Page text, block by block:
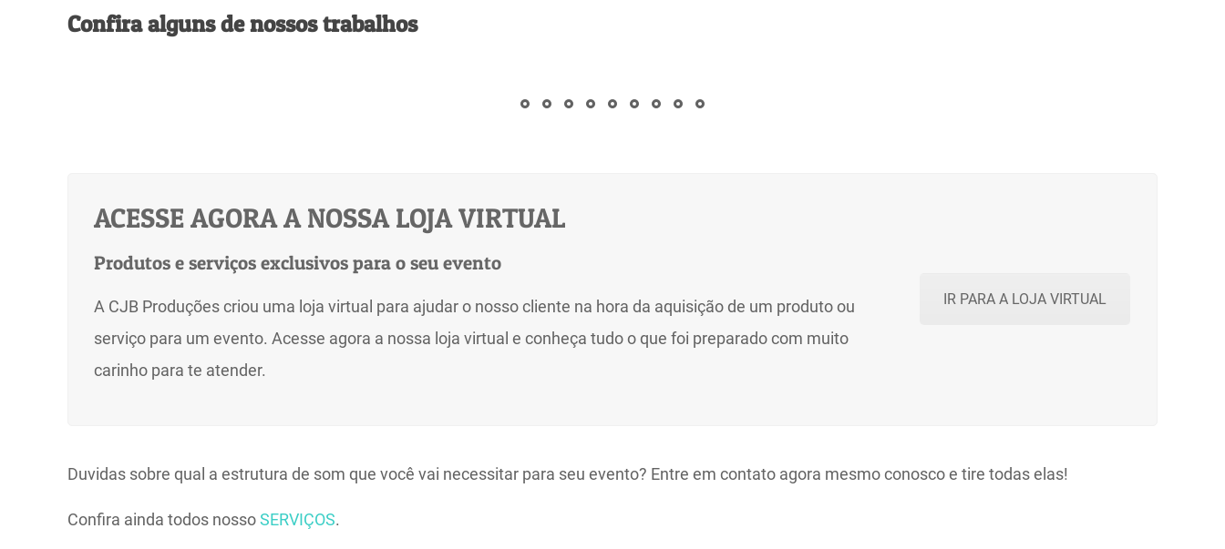
Confira alguns de nossos trabalhos
ACESSE AGORA A NOSSA LOJA VIRTUAL
Produtos e serviços exclusivos para o seu evento
A CJB Produções criou uma loja virtual para ajudar o nosso cliente na hora da aquisição de um produto ou
serviço para um evento. Acesse agora a nossa loja virtual e conheça tudo o que foi preparado com muito
carinho para te atender.
IR PARA A LOJA VIRTUAL
Duvidas sobre qual a estrutura de som que você vai necessitar para seu evento? Entre em contato agora mesmo conosco e tire todas elas!
Confira ainda todos nossoSERVIÇOS.